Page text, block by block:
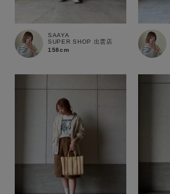
通常商品
SAAYA
SUPER SHOP 出雲店
158cm